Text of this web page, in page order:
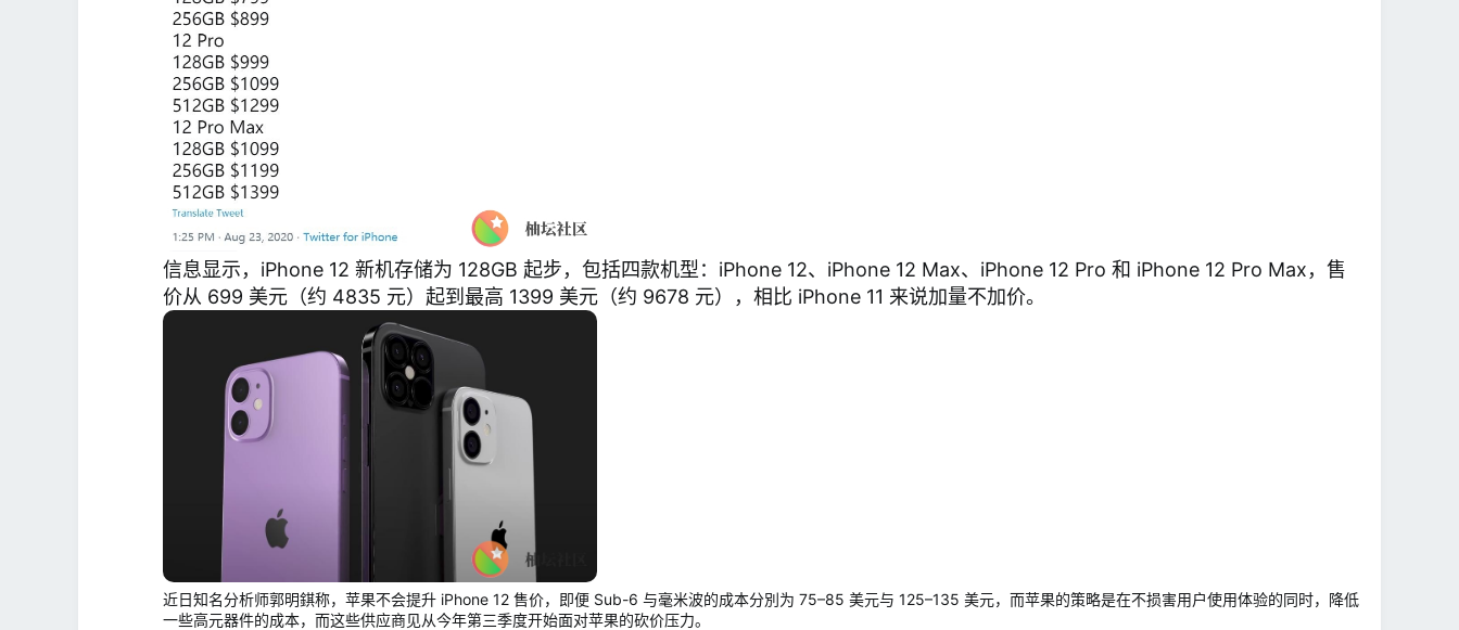
信息显示，iPhone 12 新机存储为 128GB 起步，包括四款机型：iPhone 12、iPhone 12 Max、iPhone 12 Pro 和 iPhone 12 Pro Max，售
价从 699 美元（约 4835 元）起到最高 1399 美元（约 9678 元），相比 iPhone 11 来说加量不加价。
近日知名分析师郭明錤称，苹果不会提升 iPhone 12 售价，即便 Sub-6 与毫米波的成本分別为 75–85 美元与 125–135 美元，而苹果的策略是在不损害用户使用体验的同时，降低
一些高元器件的成本，而这些供应商见从今年第三季度开始面对苹果的砍价压力。